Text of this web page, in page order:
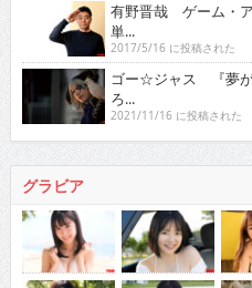
有野晋哉 ゲーム・
単...
2017/5/16 に投稿された
ゴー☆ジャス 『夢が
ろ...
2021/11/16 に投稿された
グラビア